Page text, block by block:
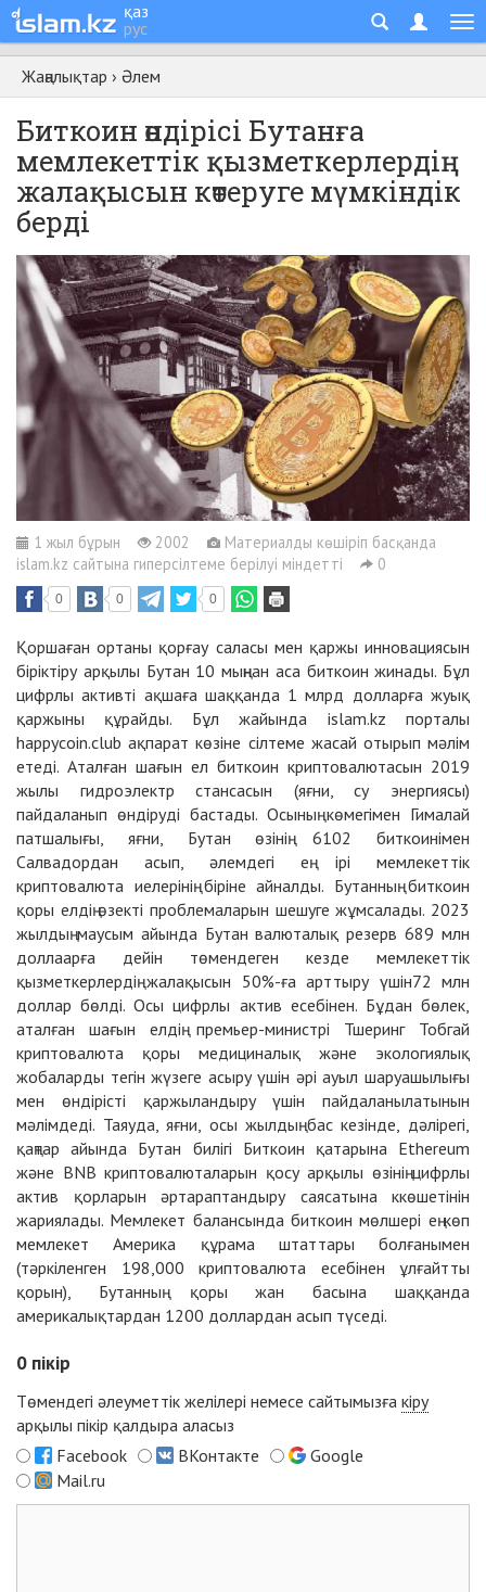
қаз
рус
Жаңалықтар › Әлем
Биткоин өндірісі Бутанға
мемлекеттік қызметкерлердің
жалақысын көтеруге мүмкіндік
берді
1 жыл бұрын 2002
Материалды көшіріп басқанда
islam.kz сайтына гиперсілтеме берілуі міндетті
0
0 0 0
Қоршаған ортаны қорғау саласы мен қаржы инновациясын
біріктіру арқылы Бутан 10 мыңнан аса биткоин жинады. Бұл
цифрлы активті ақшаға шаққанда 1 млрд долларға жуық
қаржыны құрайды. Бұл жайында islam.kz порталы
happycoin.club ақпарат көзіне сілтеме жасай отырып мәлім
етеді. Аталған шағын ел биткоин криптовалютасын 2019
жылы гидроэлектр стансасын (яғни, су энергиясы)
пайдаланып өндіруді бастады. Осының көмегімен Гималай
патшалығы, яғни, Бутан өзінің 6102 биткоинімен
Салвадордан асып, әлемдегі ең ірі мемлекеттік
криптовалюта иелерінің біріне айналды. Бутанның биткоин
қоры елдің өзекті проблемаларын шешуге жұмсалады. 2023
жылдың маусым айында Бутан валюталық резерв 689 млн
доллаарға дейін төмендеген кезде мемлекеттік
қызметкерлердің жалақысын 50%-ға арттыру үшін72 млн
доллар бөлді. Осы цифрлы актив есебінен. Бұдан бөлек,
аталған шағын елдің премьер-министрі Тшеринг Тобгай
криптовалюта қоры медициналық және экологиялық
жобаларды тегін жүзеге асыру үшін әрі ауыл шаруашылығы
мен өндірісті қаржыландыру үшін пайдаланылатынын
мәлімдеді. Таяуда, яғни, осы жылдың бас кезінде, дәлірегі,
қаңтар айында Бутан билігі Биткоин қатарына Ethereum
және BNB криптовалюталарын қосу арқылы өзінің цифрлы
актив қорларын әртараптандыру саясатына ккөшетінін
жариялады. Мемлекет балансында биткоин мөлшері ең көп
мемлекет Америка құрама штаттары болғанымен
(тәркіленген 198,000 криптовалюта есебінен ұлғайтты
қорын), Бутанның қоры жан басына шаққанда
америкалықтардан 1200 доллардан асып түседі.
0 пікір
Төмендегі әлеуметтік желілері немесе сайтымызға кіру
арқылы пікір қалдыра аласыз
Facebook
ВКонтакте
Google
Mail.ru